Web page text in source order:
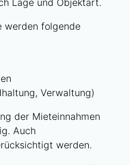
werden folgende
Verwaltung)
der Mieteinnahmen
Auch
werden.